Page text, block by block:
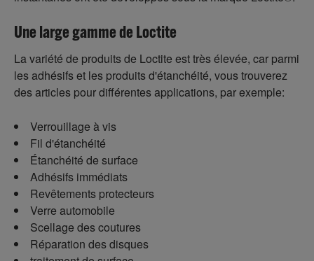
Une large gamme de Loctite
La variété de produits de Loctite est très élevée, car parmi
les adhésifs et les produits d'étanchéité, vous trouverez
des articles pour différentes applications, par exemple:
Verrouillage à vis
Fil d'étanchéité
Étanchéité de surface
Adhésifs immédiats
Revêtements protecteurs
Verre automobile
Scellage des coutures
Réparation des disques